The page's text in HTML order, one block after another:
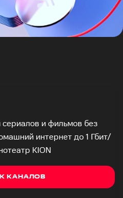
и фильмов без
интернет до 1 Гбит/
KION
КАНАЛОВ